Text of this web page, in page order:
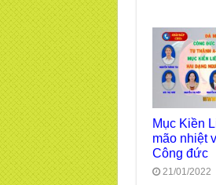
Mục Kiền
mão nhiệt
Công đức
21/01/2022